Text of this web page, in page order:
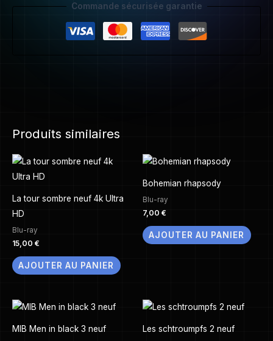
Commande sécurisée garantie
Produits similaires
La tour sombre neuf 4k Ultra
HD
Blu-ray
15,00 €
AJOUTER AU PANIER
Bohemian rhapsody
Blu-ray
7,00 €
AJOUTER AU PANIER
MIB Men in black 3 neuf Les schtroumpfs 2 neuf